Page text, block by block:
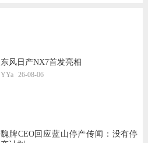
东风日产NX7首发亮相
YYa 26-08-06
魏牌CEO回应蓝山停产传闻：没有停